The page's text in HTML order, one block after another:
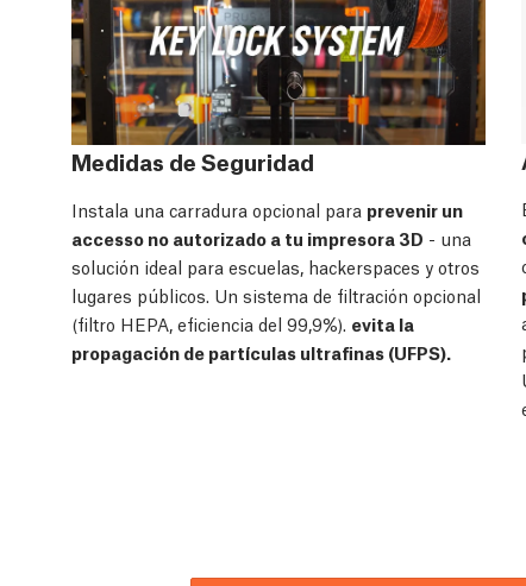
Medidas de Seguridad
Instala una carradura opcional para prevenir un
accesso no autorizado a tu impresora 3D - una
solución ideal para escuelas, hackerspaces y otros
lugares públicos. Un sistema de filtración opcional
(filtro HEPA, eficiencia del 99,9%). evita la
propagación de partículas ultrafinas (UFPS).